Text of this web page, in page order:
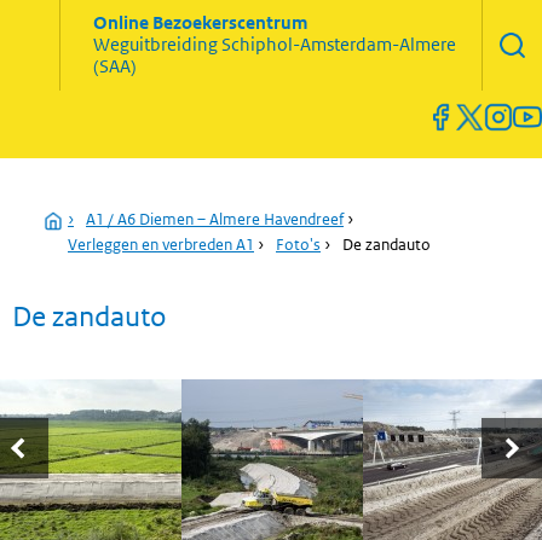
Online Bezoekerscentrum
WeguitbreidingSchiphol-Amsterdam-Almere
(SAA)
Home
› A1 / A6 Diemen – Almere Havendreef›
Verleggen en verbreden A1 › Foto's › De zandauto
De zandauto